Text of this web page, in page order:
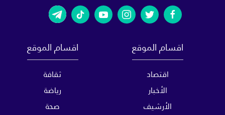
اقسام الموقع
اقتصاد
الأخبار
الأرشيف
اقسام الموقع
ثقافة
رياضة
صحة